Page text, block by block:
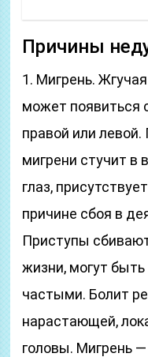
Причины
1. Мигрень.
может появиться
правой или
мигрени стучит в
глаз,
причине сбоя в
Приступы
жизни, могут
частыми. Болит
нарастающей,
головы. Мигрень